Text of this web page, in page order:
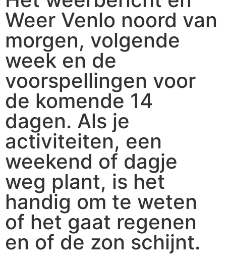
Weer Venlo noord van
morgen, volgende
week en de
voorspellingen voor
de komende 14
dagen. Als je
activiteiten, een
weekend of dagje
weg plant, is het
handig om te weten
of het gaat regenen
en of de zon schijnt.